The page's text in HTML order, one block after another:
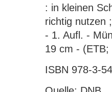
: in kleinen
richtig nutzen
- 1. Aufl. -
19 cm - (ETB;
ISBN 978-3-